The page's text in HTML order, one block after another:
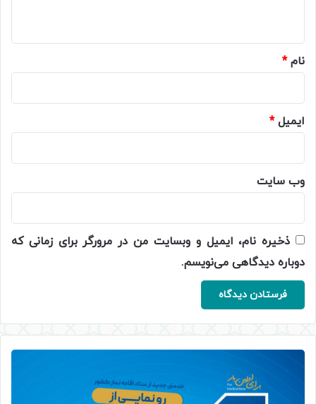
نام*
ایمیل*
وب‌ سایت
ذخیره نام، ایمیل و وبسایت من در مرورگر برای زمانی که
دوباره دیدگاهی می‌نویسم.